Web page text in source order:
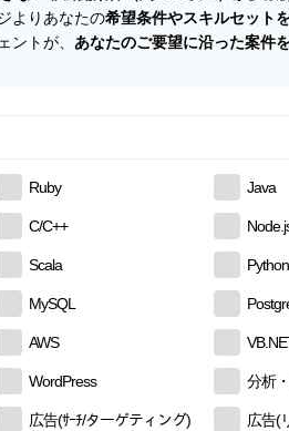
よりあなたの希望条件やスキルセット
ントが、 あなたのご要望に沿った案件
Ruby Java
C/C++
Scala Python
MySQL
AWS
WordPress 分析
広告(ｻｰﾁ/ターゲティング) 広告(